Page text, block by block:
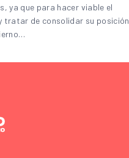
ya que para hacer viable el
tratar de consolidar su posición